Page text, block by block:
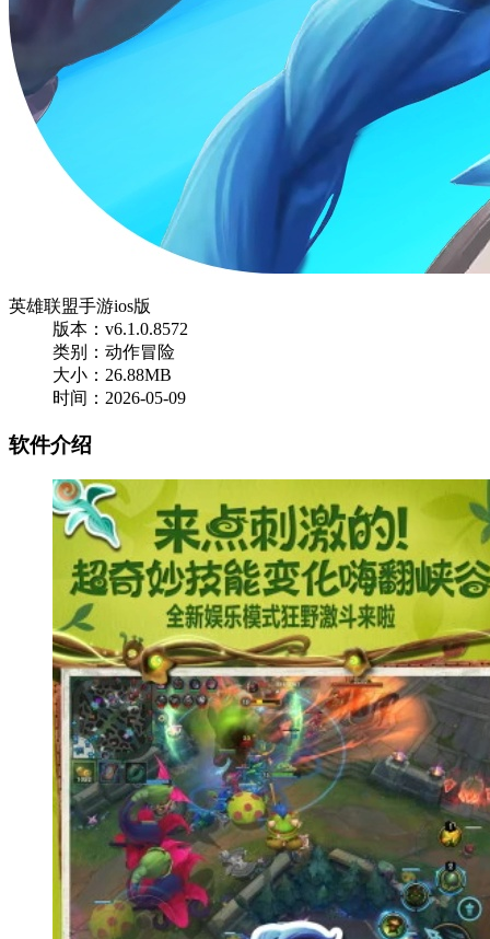
英雄联盟手游ios版
版本：v6.1.0.8572
类别：动作冒险
大小：26.88MB
时间：2026-05-09
软件介绍